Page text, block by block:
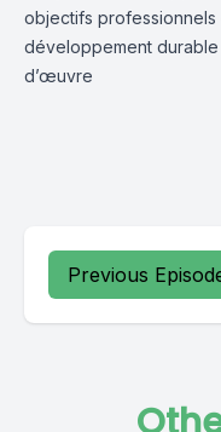
objectifs
développement
d’œuvre
Previous